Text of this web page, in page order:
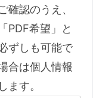
確認のうえ、
PDF希望」と
ずしも可能で
合は個人情報
ます。